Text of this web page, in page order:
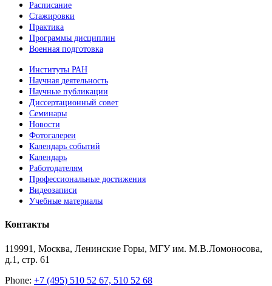
Расписание
Стажировки
Практика
Программы дисциплин
Военная подготовка
Институты РАН
Научная деятельность
Научные публикации
Диссертационный совет
Семинары
Новости
Фотогалереи
Календарь событий
Календарь
Работодателям
Профессиональные достижения
Видеозаписи
Учебные материалы
Контакты
119991, Москва, Ленинские Горы, МГУ им. М.В.Ломоносова,
д.1, стр. 61
Phone: +7 (495) 510 52 67, 510 52 68